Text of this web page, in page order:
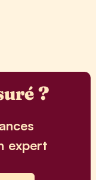
?
expert